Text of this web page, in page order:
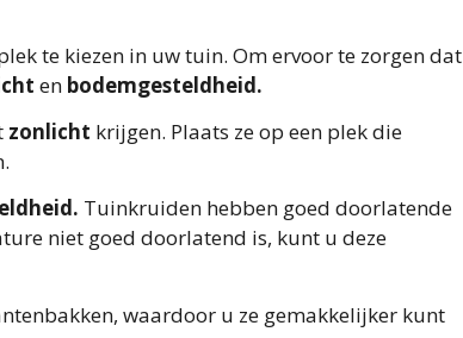
te kiezen in uw tuin. Om ervoor te zorgen dat
en bodemgesteldheid.
zonlicht krijgen. Plaats ze op een plek die
Tuinkruiden hebben goed doorlatende
niet goed doorlatend is, kunt u deze
waardoor u ze gemakkelijker kunt